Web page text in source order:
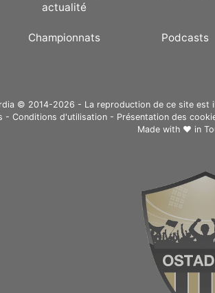
actualité
Championnats Podcasts
© 2014-2026 - La reproduction de ce site est
- Conditions d'utilisation - Présentation des
Made with ❤ in